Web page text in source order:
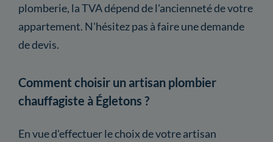
plomberie, la TVA dépend de l'ancienneté de votre
appartement. N'hésitez pas à faire une demande
de devis.
Comment choisir un artisan plombier
chauffagiste à Égletons ?
En vue d'effectuer le choix de votre artisan